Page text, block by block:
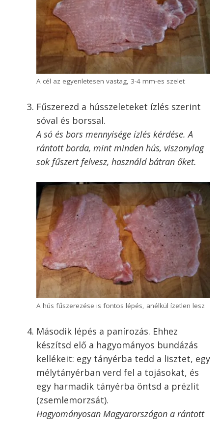
2 réteg fólia alatt könnyebb klopfolni, nem vered szét a
húst
Ugyanaz a szelet hús, kb. 3-szor akkora méretben
A cél az egyenletesen vastag, 3-4 mm-es szelet
Fűszerezd a hússzeleteket ízlés szerint
sóval és borssal.
A só és bors mennyisége ízlés kérdése. A
rántott borda, mint minden hús, viszonylag
sok fűszert felvesz, használd bátran őket.